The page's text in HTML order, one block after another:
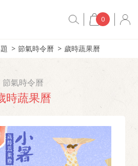
0
節氣時令曆 歲時蔬果曆
節氣時令曆
時蔬果曆